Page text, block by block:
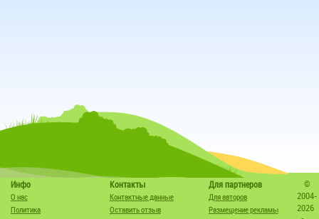
Инфо
О нас
Политика
Контакты
Контактные данные
Оставить отзыв
Для партнеров
Для авторов
Размещение рекламы
©
2004-
2026